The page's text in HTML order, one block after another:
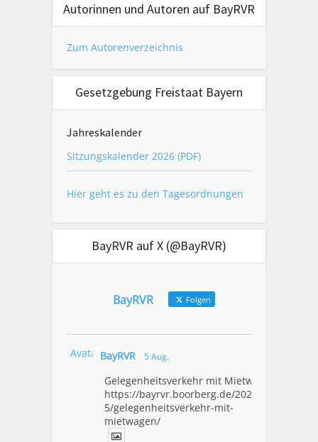
Autorinnen und Autoren auf BayRVR
Zum Autorenverzeichnis
Gesetzgebung Freistaat Bayern
Jahreskalender
Sitzungskalender 2026 (PDF)
Hier geht es zu den Tagesordnungen
BayRVR auf X (@BayRVR)
BayRVR Folgen
Avatar BayRVR 5 Aug.
Gelegenheitsverkehr mit Mietwagen
https://bayrvr.boorberg.de/2026/08/0
5/gelegenheitsverkehr-mit-
mietwagen/